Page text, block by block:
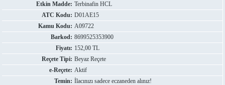
Etkin Madde: Terbinafin HCL
ATC Kodu: D01AE15
Kamu Kodu: A09722
Barkod: 8699525353900
Fiyatı: 152,00 TL
Reçete Tipi: Beyaz Reçete
e-Reçete: Aktif
Temin: İlacınızı sadece eczaneden alınız!